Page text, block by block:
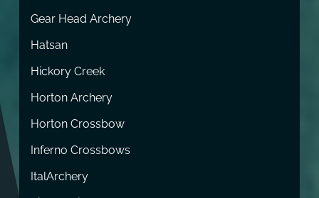
Gear Head Archery
Hatsan
Hickory Creek
Horton Archery
Horton Crossbow
Inferno Crossbows
ItalArchery